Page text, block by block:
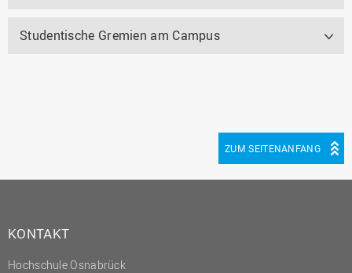
Studentische Gremien am Campus
ZUM SEITENANFANG
KONTAKT
Hochschule Osnabrück